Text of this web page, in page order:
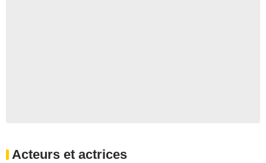
Acteurs et actrices